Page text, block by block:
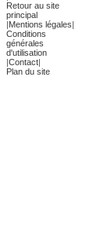
Retour au site
principal
Mentions légales
Conditions
générales
d'utilisation
Contact|
Plan du site